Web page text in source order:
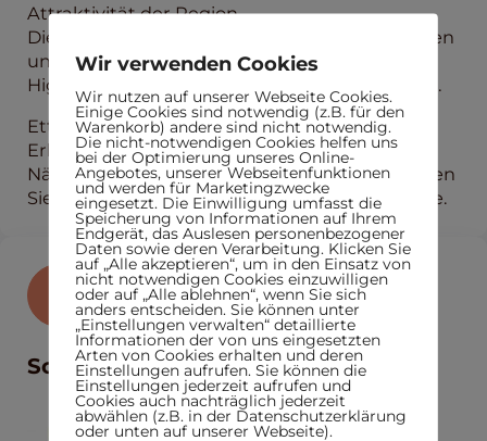
Attraktivität der Region
Die Nähe zur historischen Altstadt von Ettlingen
und zum Schwarzwald bietet kulturelle
Highlights, Erholung und hohe Lebensqualität.
Ettlingenweier – Ihr neues Zuhause
Erleben Sie naturnahes Wohnen mit urbaner
Nähe und vielfältigen Möglichkeiten. Hier finden
Sie die perfekte Balance für Ihr neues Zuhause.
Sonstiges
Wir verwenden Cookies
Wir nutzen auf unserer Webseite Cookies.
Einige Cookies sind notwendig (z.B. für den
Warenkorb) andere sind nicht notwendig.
Die nicht-notwendigen Cookies helfen uns
bei der Optimierung unseres Online-
Angebotes, unserer Webseitenfunktionen
und werden für Marketingzwecke
eingesetzt. Die Einwilligung umfasst die
Speicherung von Informationen auf Ihrem
Endgerät, das Auslesen personenbezogener
Daten sowie deren Verarbeitung. Klicken Sie
auf „Alle akzeptieren“, um in den Einsatz von
nicht notwendigen Cookies einzuwilligen
oder auf „Alle ablehnen“, wenn Sie sich
anders entscheiden. Sie können unter
„Einstellungen verwalten“ detaillierte
Informationen der von uns eingesetzten
Arten von Cookies erhalten und deren
Einstellungen aufrufen. Sie können die
Einstellungen jederzeit aufrufen und
Cookies auch nachträglich jederzeit
abwählen (z.B. in der Datenschutzerklärung
oder unten auf unserer Webseite).